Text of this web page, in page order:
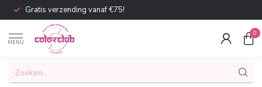
Gratis verzending vanaf €75!
MENU
0